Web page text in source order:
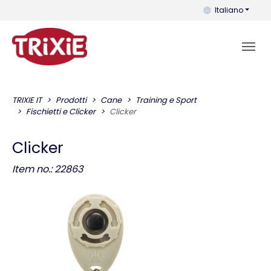
Puoi cambiare
Italiano
TRIXIE IT Prodotti Cane
Training e Sport
Fischietti e Clicker
Clicker
Clicker
Item no.: 22863